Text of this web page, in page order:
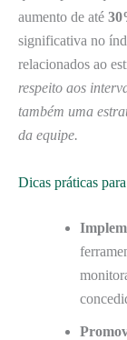
aumento de até
significativa no
relacionados ao
respeito aos
também uma
da equipe.
Dicas práticas